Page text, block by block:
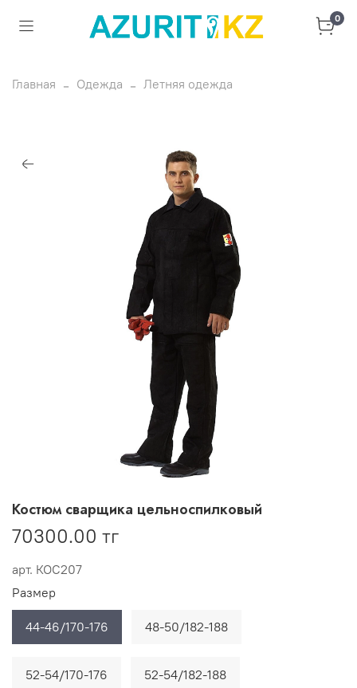
0
Главная Одежда Летняя одежда
арт. КОС207
Костюм сварщика цельноспилковый
70300.00 тг
Размер
44-46/170-176 48-50/182-188
52-54/170-176 52-54/182-188